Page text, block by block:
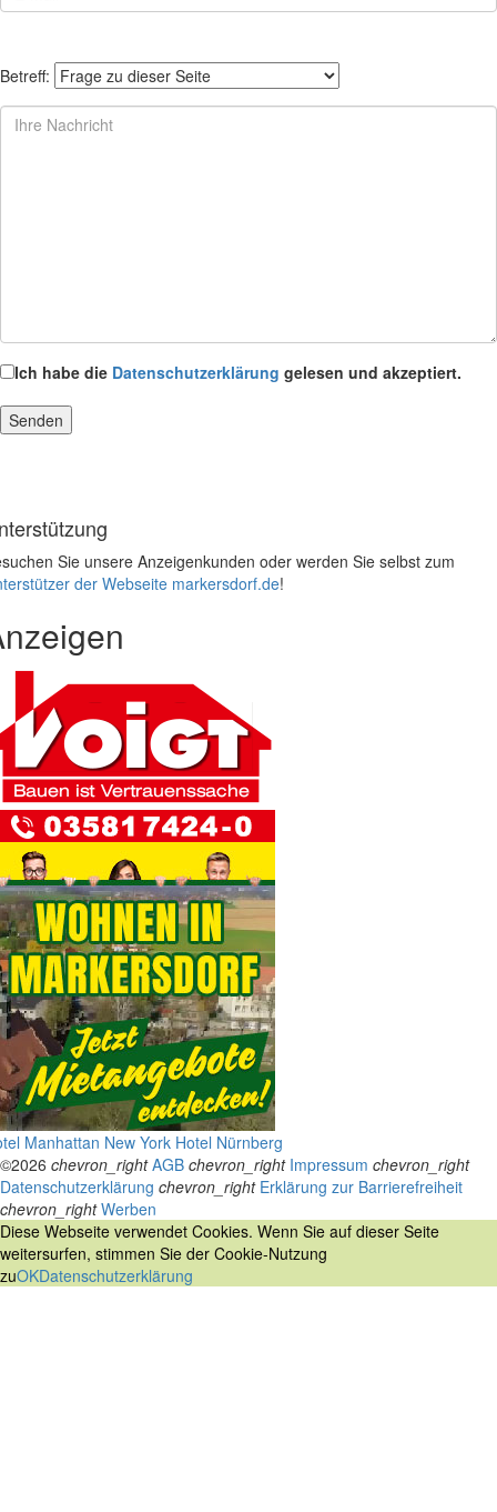
Betreff:
Ich habe die Datenschutzerklärung gelesen und akzeptiert.
Sie unsere Anzeigenkunden oder werden Sie selbst zum
der Webseite markersdorf.de!
Manhattan New York Hotel Nürnberg
©2026 chevron_right AGB chevron_right Impressum chevron_right
Datenschutzerklärung chevron_right Erklärung zur Barrierefreiheit
chevron_right Werben
Diese Webseite verwendet Cookies. Wenn Sie auf dieser Seite
weitersurfen, stimmen Sie der Cookie-Nutzung
zuOKDatenschutzerklärung